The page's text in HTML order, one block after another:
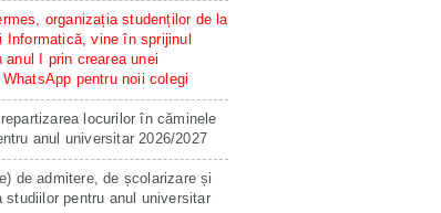
organizația studenților de la
Informatică, vine în sprijinul
anul I prin crearea unei
pentru noii colegi
locurilor în căminele
anul universitar 2026/2027
de admitere, de școlarizare și
studiilor pentru anul universitar